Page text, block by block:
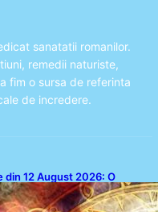
sanatatii romanilor.
remedii naturiste,
fim o sursa de referinta
de incredere.
din 12 August 2026: O
Trei Zodii și a Ciclului de